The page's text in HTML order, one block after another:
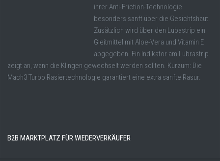
ihrer Anti-Friction-Technologie
besonders sanft über die Gesichtshaut.
Zusätzlich wird über den Lubastrip ein
Gleitmittel mit Aloe-Vera und Vitamin E
abgegeben. Ein Indikator am Lubrastrip
zeigt an, wann die Klingen gewechselt werden sollten. Kurzum: Die
Mach3 Turbo Rasiertechnologie garantiert eine extra sanfte Rasur.
B2B MARKTPLATZ FÜR WIEDERVERKÄUFER